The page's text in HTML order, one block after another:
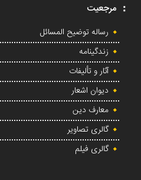
مرجعیت
رساله توضیح المسائل
زندگینامه
آثار و تألیفات
دیوان اشعار
معارف دین
گالری تصاویر
گالری فیلم